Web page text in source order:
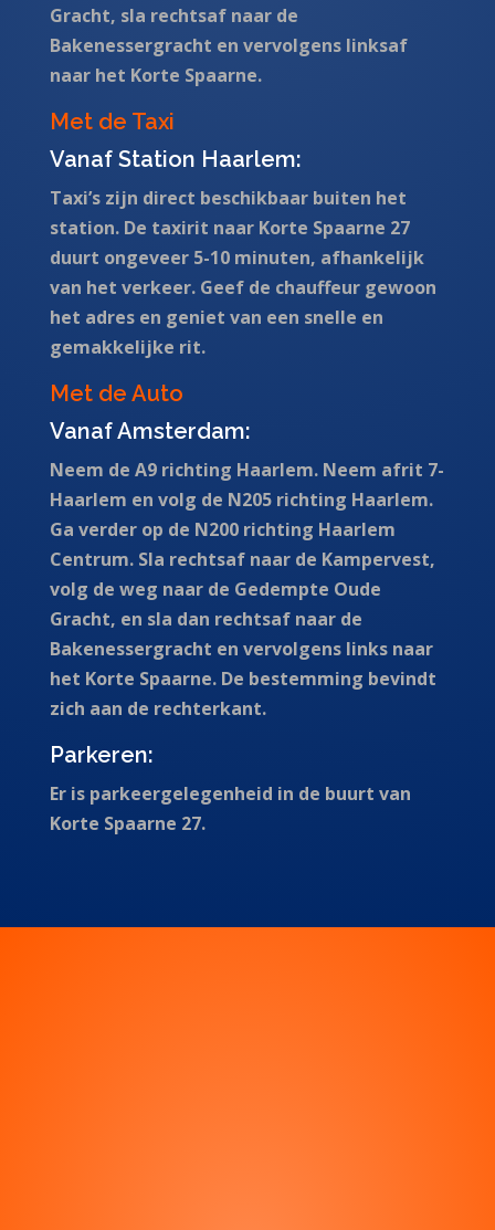
Gracht, sla rechtsaf naar de
Bakenessergracht en vervolgens linksaf
naar het Korte Spaarne.
Met de Taxi
Vanaf Station Haarlem:
Taxi’s zijn direct beschikbaar buiten het
station. De taxirit naar Korte Spaarne 27
duurt ongeveer 5-10 minuten, afhankelijk
van het verkeer. Geef de chauffeur gewoon
het adres en geniet van een snelle en
gemakkelijke rit.
Met de Auto
Vanaf Amsterdam:
Neem de A9 richting Haarlem. Neem afrit 7-
Haarlem en volg de N205 richting Haarlem.
Ga verder op de N200 richting Haarlem
Centrum. Sla rechtsaf naar de Kampervest,
volg de weg naar de Gedempte Oude
Gracht, en sla dan rechtsaf naar de
Bakenessergracht en vervolgens links naar
het Korte Spaarne. De bestemming bevindt
zich aan de rechterkant.
Parkeren:
Er is parkeergelegenheid in de buurt van
Korte Spaarne 27.